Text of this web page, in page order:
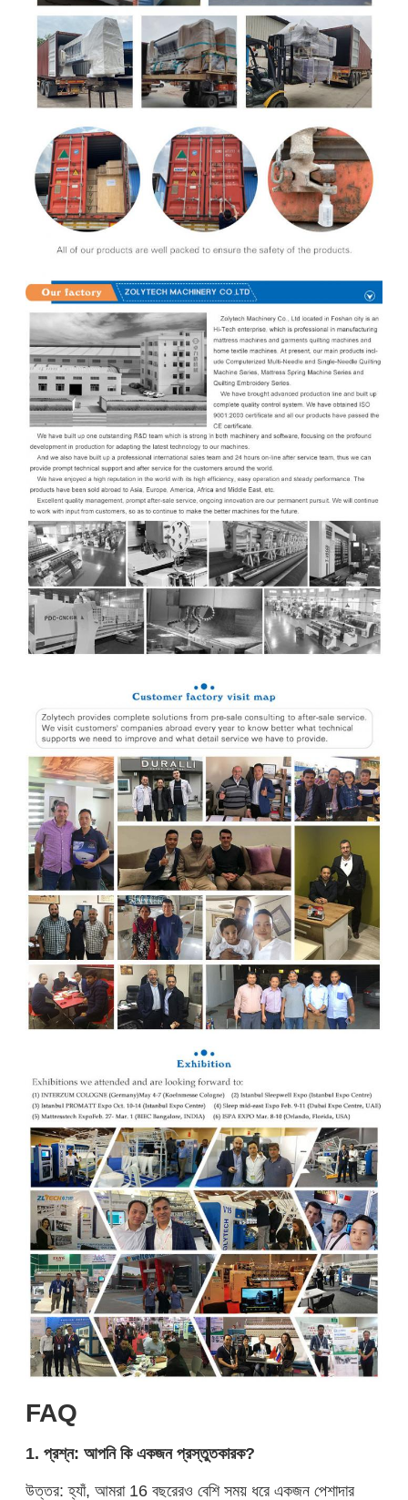
FAQ
1. প্রশ্ন: আপনি কি একজন প্রস্তুতকারক?
উত্তর: হ্যাঁ, আমরা 16 বছরেরও বেশি সময় ধরে একজন পেশাদার